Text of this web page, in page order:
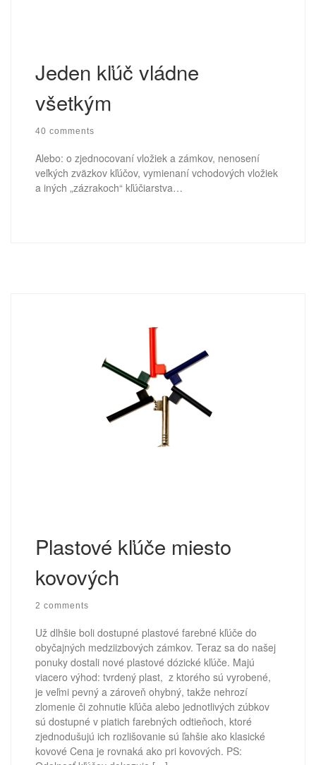
Jeden kľúč vládne
všetkým
40 comments
Alebo: o zjednocovaní vložiek a zámkov, nenosení
veľkých zväzkov kľúčov, vymienaní vchodových vložiek
a iných „zázrakoch“ kľúčiarstva…
Plastové kľúče miesto
kovových
2 comments
Už dlhšie boli dostupné plastové farebné kľúče do
obyčajných medziizbových zámkov. Teraz sa do našej
ponuky dostali nové plastové dózické kľúče. Majú
viacero výhod: tvrdený plast, z ktorého sú vyrobené,
je veľmi pevný a zároveň ohybný, takže nehrozí
zlomenie či zohnutie kľúča alebo jednotlivých zúbkov
sú dostupné v piatich farebných odtieňoch, ktoré
zjednodušujú ich rozlišovanie sú ľahšie ako klasické
kovové Cena je rovnaká ako pri kovových. PS: